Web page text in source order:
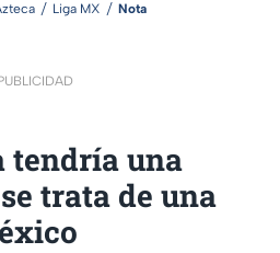
Liga MX Nota
tendría una
trata de una